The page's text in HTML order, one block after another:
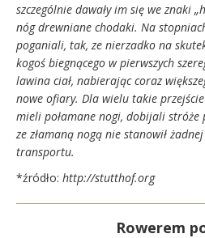
szczególnie dawały im się we znaki
nóg drewniane chodaki. Na
poganiali, tak, ze nierzadko na
kogoś biegnącego w pierwszych
lawina ciał, nabierając coraz
nowe ofiary. Dla wielu takie
mieli połamane nogi, dobijali stróże
ze złamaną nogą nie stanowił
transportu.
*źródło: http://stutthof.org
Rowerem